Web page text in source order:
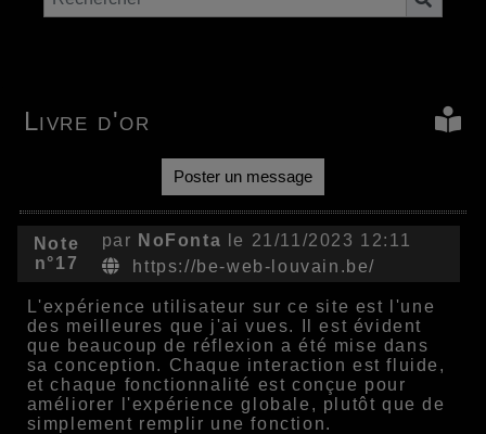
Livre d'or
Poster un message
Note
n°17
par NoFonta le 21/11/2023 12:11
https://be-web-louvain.be/
L'expérience utilisateur sur ce site est l'une
des meilleures que j'ai vues. Il est évident
que beaucoup de réflexion a été mise dans
sa conception. Chaque interaction est fluide,
et chaque fonctionnalité est conçue pour
améliorer l'expérience globale, plutôt que de
simplement remplir une fonction.